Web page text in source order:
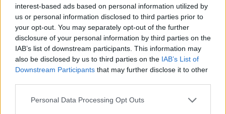
interest-based ads based on personal information utilized by
us or personal information disclosed to third parties prior to
your opt-out. You may separately opt-out of the further
disclosure of your personal information by third parties on the
IAB’s list of downstream participants. This information may
also be disclosed by us to third parties on the IAB’s List of
Downstream Participants that may further disclose it to other
Please note that this website/app uses one or more Google
Personal Data Processing Opt Outs